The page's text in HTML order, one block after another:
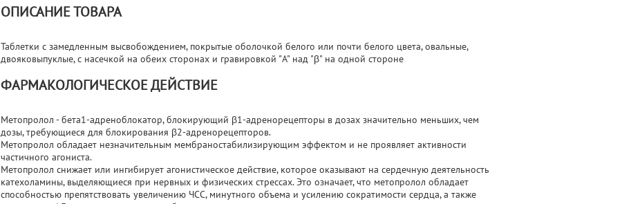
ОПИСАНИЕ ТОВАРА
Таблетки с замедленным высвобождением, покрытые оболочкой белого или почти белого цвета, овальные,
двояковыпуклые, с насечкой на обеих сторонах и гравировкой "A" над "β" на одной стороне
ФАРМАКОЛОГИЧЕСКОЕ ДЕЙСТВИЕ
Метопролол - бета1-адреноблокатор, блокирующий β1-адренорецепторы в дозах значительно меньших, чем
дозы, требующиеся для блокирования β2-адренорецепторов.
Метопролол обладает незначительным мембраностабилизирующим эффектом и не проявляет активности
частичного агониста.
Метопролол снижает или ингибирует агонистическое действие, которое оказывают на сердечную деятельность
катехоламины, выделяющиеся при нервных и физических стрессах. Это означает, что метопролол обладает
способностью препятствовать увеличению ЧСС, минутного объема и усилению сократимости сердца, а также